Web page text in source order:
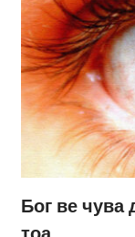
Бог ве чува
тоа.